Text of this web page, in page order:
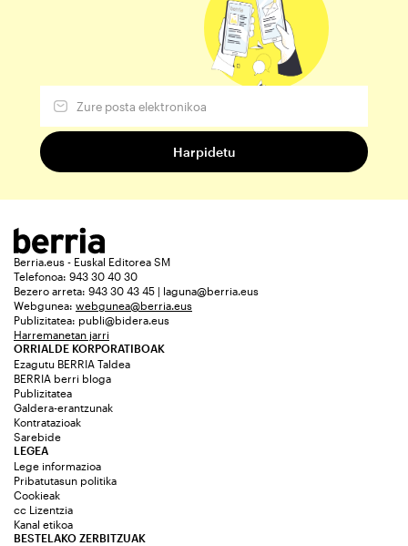
Berria.eus - Euskal Editorea SM
Telefonoa: 943 30 40 30
Bezero arreta: 943 30 43 45 | laguna@berria.eus
Webgunea: webgunea@berria.eus
Publizitatea: publi@bidera.eus
Harremanetan jarri
ORRIALDE KORPORATIBOAK
Ezagutu BERRIA Taldea
BERRIA berri bloga
Publizitatea
Galdera-erantzunak
Kontratazioak
Sarebide
LEGEA
Lege informazioa
Pribatutasun politika
Cookieak
cc Lizentzia
Kanal etikoa
BESTELAKO ZERBITZUAK